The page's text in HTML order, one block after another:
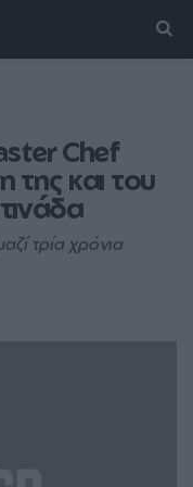
Chef
και του
τρία χρόνια